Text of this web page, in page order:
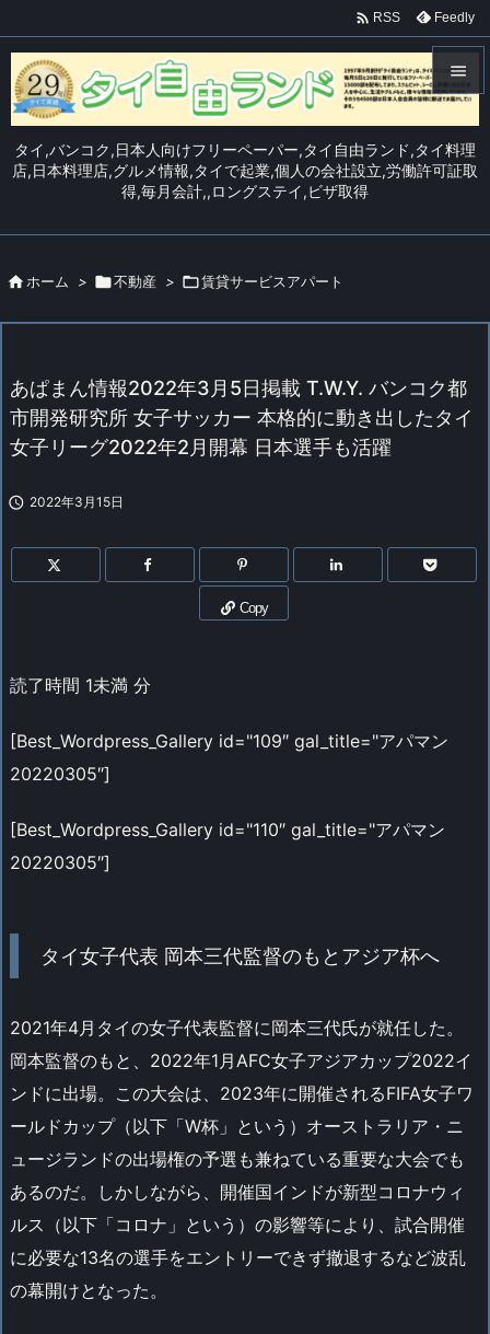
タイ,バンコク,日本人向けフリーペーパー,タイ自由ランド,タイ料理
店,日本料理店,グルメ情報,タイで起業,個人の会社設立,労働許可証取
得,毎月会計,,ロングステイ,ビザ取得

メニュ


 RSS Feedly
 ホーム > 不動産 > 賃貸サービスアパート
あぱまん情報2022年3月5日掲載 T.W.Y. バンコク都
市開発研究所 女子サッカー 本格的に動き出したタイ
女子リーグ2022年2月開幕 日本選手も活躍
 2022年3月15日
Copy
読了時間 1未満 分
[Best_Wordpress_Gallery id="109″ gal_title="アパマン
20220305″]
[Best_Wordpress_Gallery id="110″ gal_title="アパマン
20220305″]
タイ女子代表 岡本三代監督のもとアジア杯へ
2021年4月タイの女子代表監督に岡本三代氏が就任した。
岡本監督のもと、2022年1月AFC女子アジアカップ2022イ
ンドに出場。この大会は、2023年に開催されるFIFA女子ワ
ールドカップ（以下「W杯」という）オーストラリア・ニ
ュージランドの出場権の予選も兼ねている重要な大会でも
あるのだ。しかしながら、開催国インドが新型コロナウィ
ルス（以下「コロナ」という）の影響等により、試合開催
に必要な13名の選手をエントリーできず撤退するなど波乱
の幕開けとなった。